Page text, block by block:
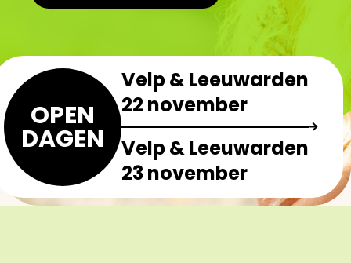
OPEN
DAGEN
Velp & Leeuwarden
22 november
Velp & Leeuwarden
23 november